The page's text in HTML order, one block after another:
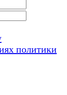
политики